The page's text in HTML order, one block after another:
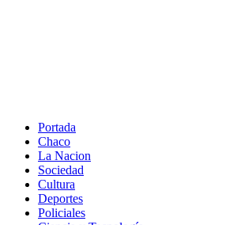
Portada
Chaco
La Nacion
Sociedad
Cultura
Deportes
Policiales